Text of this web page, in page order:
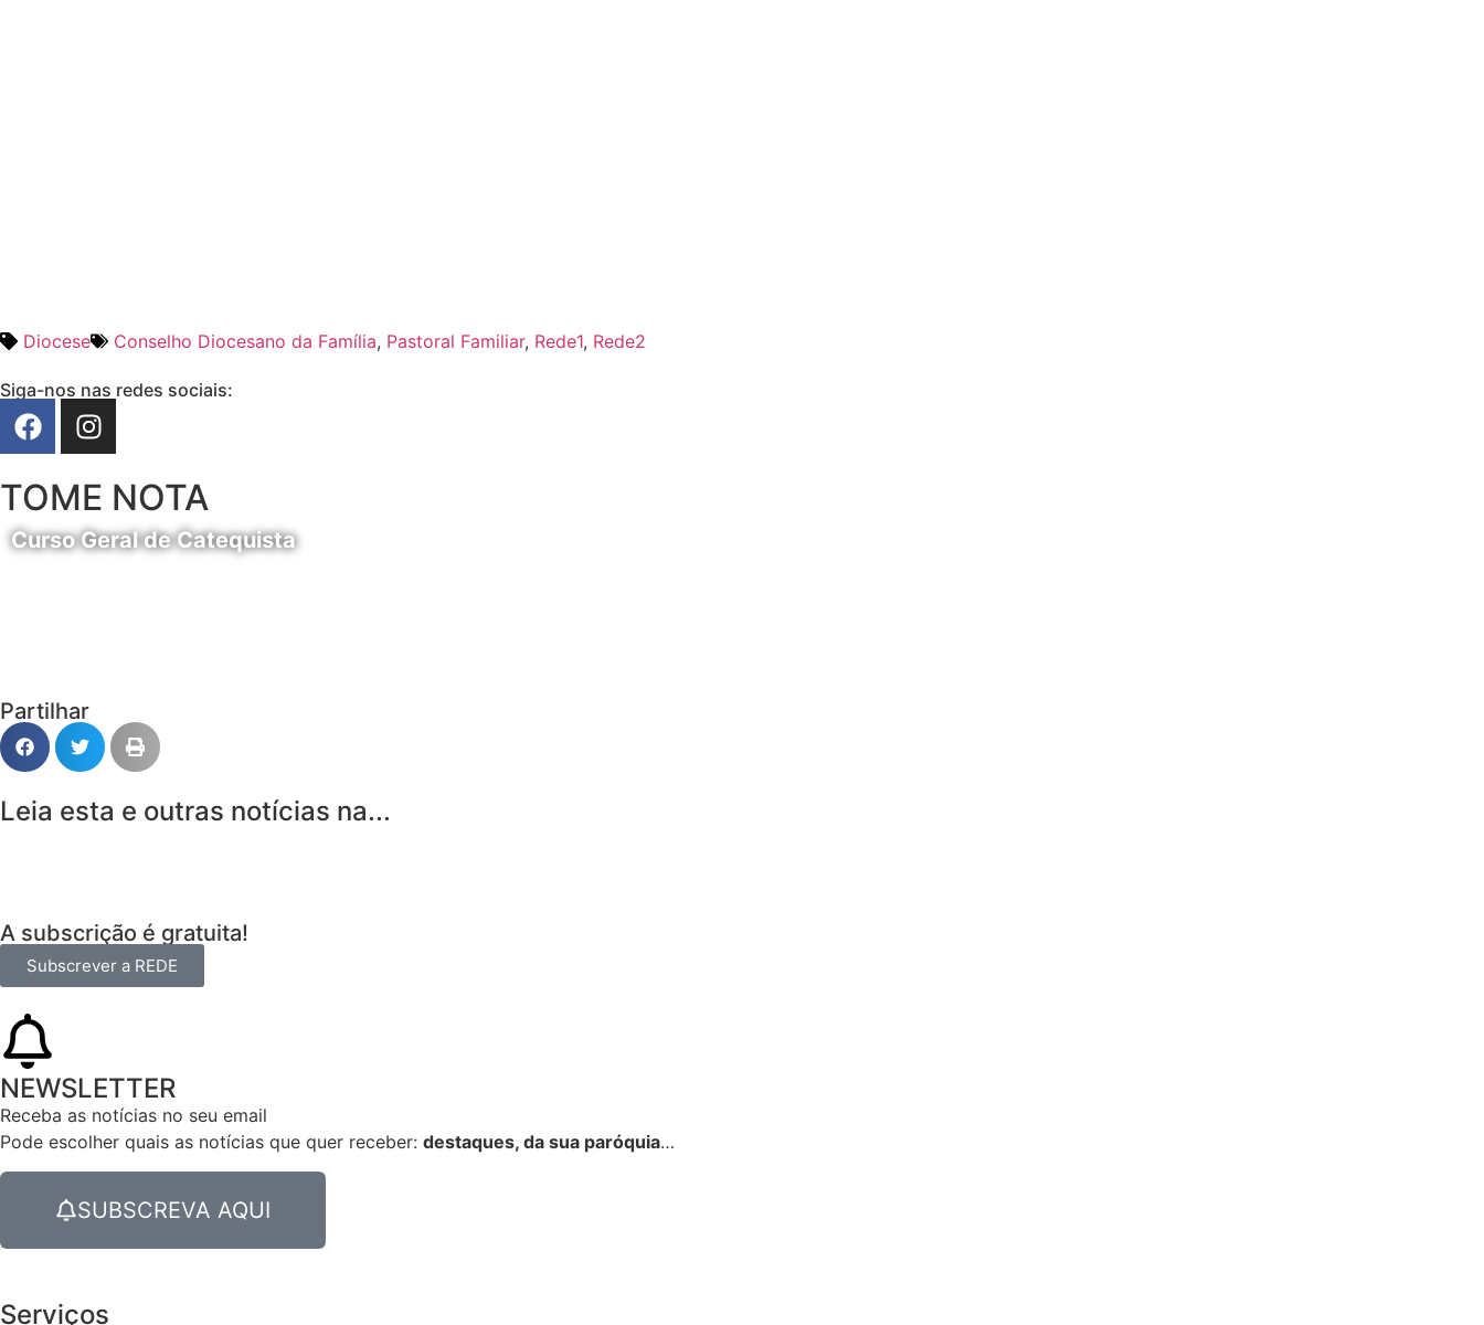
Diocese Conselho Diocesano da Família, Pastoral Familiar, Rede1, Rede2
Siga-nos nas redes sociais:
TOME NOTA
Curso Geral de Catequista
Partilhar
Leia esta e outras notícias na...
A subscrição é gratuita!
Subscrever a REDE
NEWSLETTER
Receba as notícias no seu email​
Pode escolher quais as notícias que quer receber: destaques, da sua paróquia…
SUBSCREVA AQUI
Serviços